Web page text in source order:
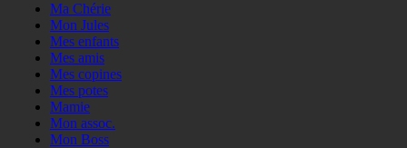
Ma Chérie
Mon Jules
Mes enfants
Mes amis
Mes copines
Mes potes
Mamie
Mon assoc.
Mon Boss